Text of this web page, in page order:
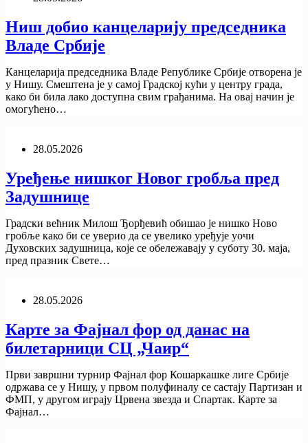
Ниш добио канцеларију председника
Владе Србије
Канцеларија председника Владе Републике Србије отворена је
у Нишу. Смештена је у самој Градској кући у центру града,
како би била лако доступна свим грађанима. На овај начин је
омогућено…
28.05.2026
Уређење нишког Новог гробља пред
Задушнице
Градски већник Милош Ђорђевић обишао је нишко Ново
гробље како би се уверио да се увелико уређује уочи
Духовских задушница, које се обележавају у суботу 30. маја,
пред празник Свете…
28.05.2026
Карте за Фајнал фор од данас на
билетарници СЦ „Чаир“
Први завршни турнир Фајнал фор Кошаркашке лиге Србије
одржава се у Нишу, у првом полуфиналу се састају Партизан и
ФМП, у другом играју Црвена звезда и Спартак. Карте за
Фајнал…